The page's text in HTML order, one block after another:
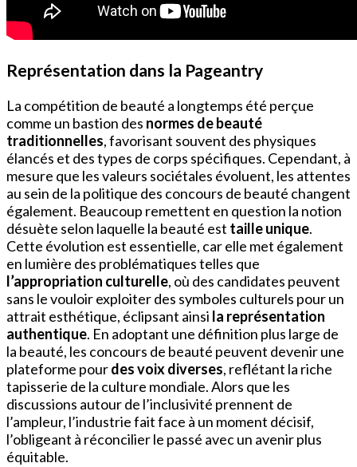
Représentation dans la Pageantry
La compétition de beauté a longtemps été perçue
comme un bastion des normes de beauté
traditionnelles, favorisant souvent des physiques
élancés et des types de corps spécifiques. Cependant, à
mesure que les valeurs sociétales évoluent, les attentes
au sein de la politique des concours de beauté changent
également. Beaucoup remettent en question la notion
désuète selon laquelle la beauté est taille unique.
Cette évolution est essentielle, car elle met également
en lumière des problématiques telles que
l’appropriation culturelle, où des candidates peuvent
sans le vouloir exploiter des symboles culturels pour un
attrait esthétique, éclipsant ainsi la représentation
authentique. En adoptant une définition plus large de
la beauté, les concours de beauté peuvent devenir une
plateforme pourdes voix diverses, reflétant la riche
tapisserie de la culture mondiale. Alors que les
discussions autour de l’inclusivité prennent de
l’ampleur, l’industrie fait face à un moment décisif,
l’obligeant à réconcilier le passé avec un avenir plus
équitable.